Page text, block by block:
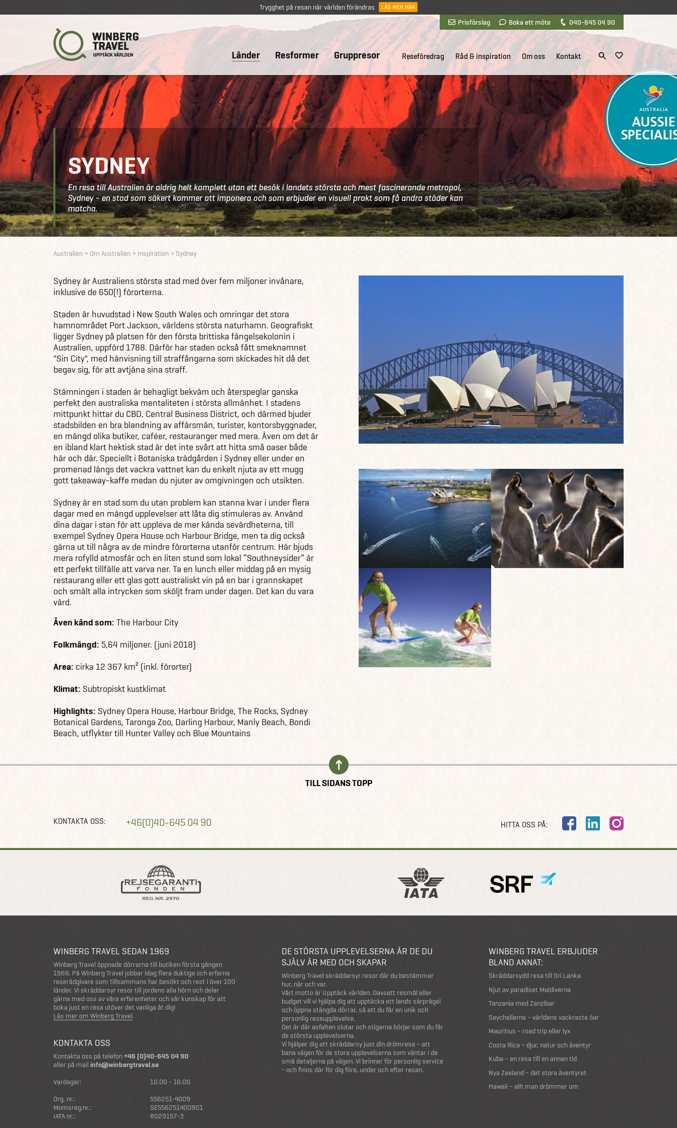
Trygghet på resan när världen förändras LÄS MER HÄR
Prisförslag Boka ett möte 040-645 04 90
Länder Resformer Gruppresor Reseföredrag Råd & inspiration Om oss Kontakt
SYDNEY
En resa till Australien är aldrig helt komplett utan ett besök i landets största och mest fascinerande metropol,
Sydney - en stad som säkert kommer att imponera och som erbjuder en visuell prakt som få andra städer kan
matcha.
Australien Om Australien Inspiration Sydney
Sydney är Australiens största stad med över fem miljoner invånare,
inklusive de 650(!) förorterna.
Staden är huvudstad i New South Wales och omringar det stora
hamnområdet Port Jackson, världens största naturhamn. Geografiskt
ligger Sydney på platsen för den första brittiska fängelsekolonin i
Australien, uppförd 1788. Därför har staden också fått smeknamnet
"Sin City", med hänvisning till straffångarna som skickades hit då det
begav sig, för att avtjäna sina straff.
Stämningen i staden är behagligt bekväm och återspeglar ganska
perfekt den australiska mentaliteten i största allmänhet. I stadens
mittpunkt hittar du CBD, Central Business District, och därmed bjuder
stadsbilden en bra blandning av affärsmän, turister, kontorsbyggnader,
en mängd olika butiker, caféer, restauranger med mera. Även om det är
en ibland klart hektisk stad är det inte svårt att hitta små oaser både
här och där. Speciellt i Botaniska trädgården i Sydney eller under en
promenad längs det vackra vattnet kan du enkelt njuta av ett mugg
gott takeaway-kaffe medan du njuter av omgivningen och utsikten.
Sydney är en stad som du utan problem kan stanna kvar i under flera
dagar med en mängd upplevelser att låta dig stimuleras av. Använd
dina dagar i stan för att uppleva de mer kända sevärdheterna, till
exempel Sydney Opera House och Harbour Bridge, men ta dig också
gärna ut till några av de mindre förorterna utanför centrum. Här bjuds
mera rofylld atmosfär och en liten stund som lokal ”Southneysider” är
ett perfekt tillfälle att varva ner. Ta en lunch eller middag på en mysig
restaurang eller ett glas gott australiskt vin på en bar i grannskapet
och smält alla intrycken som sköljt fram under dagen. Det kan du vara
värd.
Även känd som: The Harbour City
Folkmängd: 5,64 miljoner. (juni 2018)
Area: cirka 12 367 km² (inkl. förorter)
Klimat: Subtropiskt kustklimat
Highlights: Sydney Opera House, Harbour Bridge, The Rocks, Sydney
Botanical Gardens, Taronga Zoo, Darling Harbour, Manly Beach, Bondi
Beach, utflykter till Hunter Valley och Blue Mountains
TILL SIDANS TOPP
KONTAKTA OSS: +46(0)40-645 04 90 HITTA OSS PÅ:
WINBERG TRAVEL SEDAN 1969
Winberg Travel öppnade dörrarna till butiken första gången
1969. På Winberg Travel jobbar idag flera duktiga och erfarna
reserådgivare som tillsammans har besökt och rest i över 100
länder. Vi skräddarsyr resor till jordens alla hörn och delar
gärna med oss av våra erfarenheter och vår kunskap för att
boka just en resa utöver det vanliga åt dig!
Läs mer om Winberg Travel.
KONTAKTA OSS
Kontakta oss på telefon+46 (0)40-645 04 90
eller på mail info@winbergtravel.se
Vardagar:
10.00 - 16.00
Org. nr.:
556251-4009
Momsreg.nr.:
SE556251400901
IATA nr.:
8029157-3
DE STÖRSTA UPPLEVELSERNA ÄR DE DU
SJÄLV ÄR MED OCH SKAPAR
Winberg Travel skräddarsyr resor där du bestämmer
hur, när och var.
Vårt motto är Upptäck världen. Oavsett resmål eller
budget vill vi hjälpa dig att upptäcka ett lands särprägel
och öppna stängda dörrar, så att du får en unik och
personlig reseupplevelse.
Det är där asfalten slutar och stigarna börjar som du får
de största upplevelserna.
Vi hjälper dig att skräddarsy just din drömresa – att
bana vägen för de stora upplevelserna som väntar i de
små detaljerna på vägen. Vi brinner för personlig service
- och finns där för dig före, under och efter resan.
WINBERG TRAVEL ERBJUDER
BLAND ANNAT:
Skräddarsydd resa till Sri Lanka
Njut av paradiset Maldiverna
Tanzania med Zanzibar
Seychellerna – världens vackraste öar
Mauritius – road trip eller lyx
Costa Rica – djur, natur och äventyr
Kuba – en resa till en annan tid
Nya Zeeland – det stora äventyret
Hawaii – allt man drömmer om